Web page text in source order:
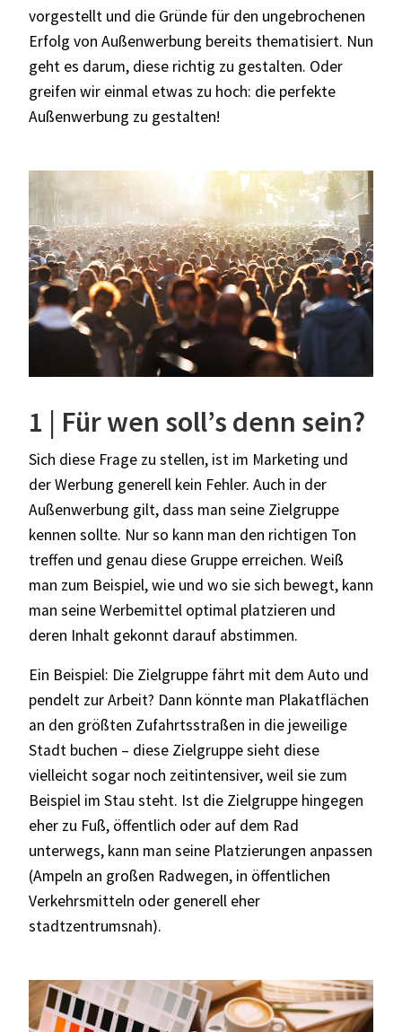
vorgestellt und die Gründe für den ungebrochenen
Erfolg von Außenwerbung bereits thematisiert. Nun
geht es darum, diese richtig zu gestalten. Oder
greifen wir einmal etwas zu hoch: die perfekte
Außenwerbung zu gestalten!
1 | Für wen soll’s denn sein?
Sich diese Frage zu stellen, ist im Marketing und
der Werbung generell kein Fehler. Auch in der
Außenwerbung gilt, dass man seine Zielgruppe
kennen sollte. Nur so kann man den richtigen Ton
treffen und genau diese Gruppe erreichen. Weiß
man zum Beispiel, wie und wo sie sich bewegt, kann
man seine Werbemittel optimal platzieren und
deren Inhalt gekonnt darauf abstimmen.
Ein Beispiel: Die Zielgruppe fährt mit dem Auto und
pendelt zur Arbeit? Dann könnte man Plakatflächen
an den größten Zufahrtsstraßen in die jeweilige
Stadt buchen – diese Zielgruppe sieht diese
vielleicht sogar noch zeitintensiver, weil sie zum
Beispiel im Stau steht. Ist die Zielgruppe hingegen
eher zu Fuß, öffentlich oder auf dem Rad
unterwegs, kann man seine Platzierungen anpassen
(Ampeln an großen Radwegen, in öffentlichen
Verkehrsmitteln oder generell eher
stadtzentrumsnah).